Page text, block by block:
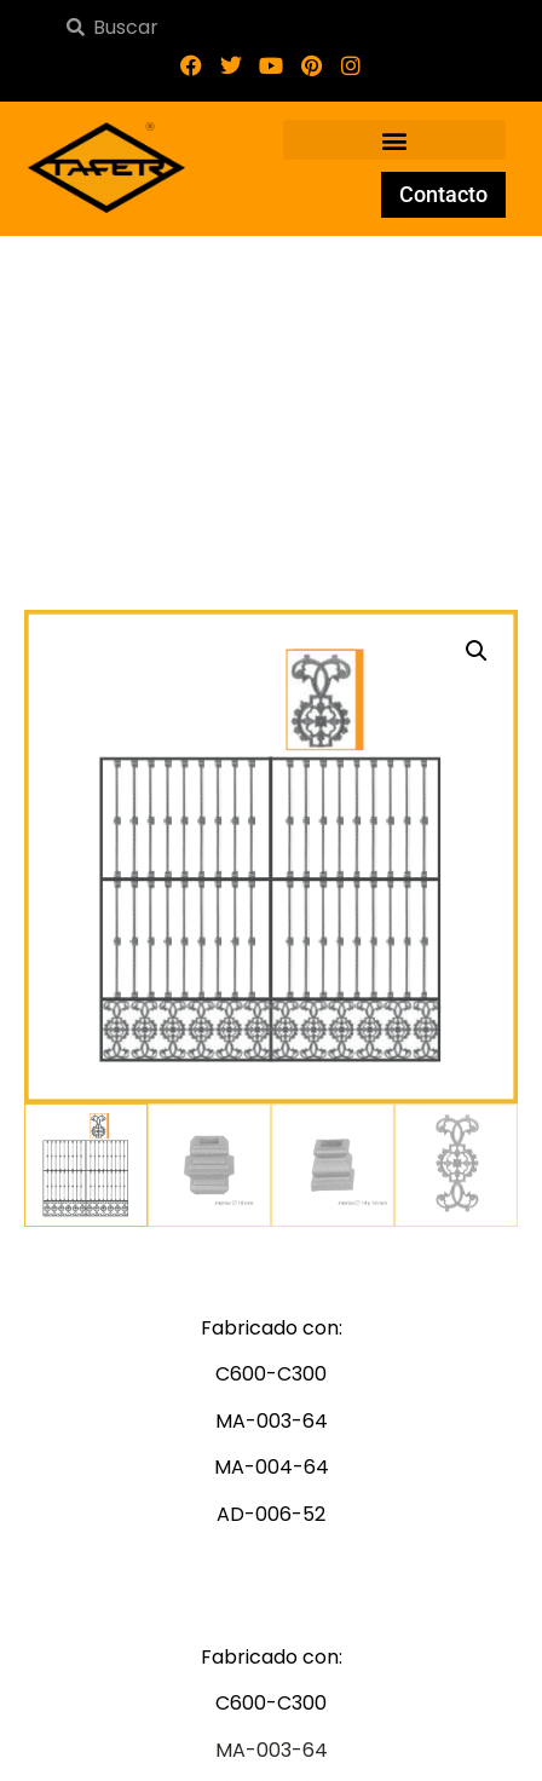
Contacto
Fabricado con:
C600-C300
MA-003-64
MA-004-64
AD-006-52
Fabricado con:
C600-C300
MA-003-64